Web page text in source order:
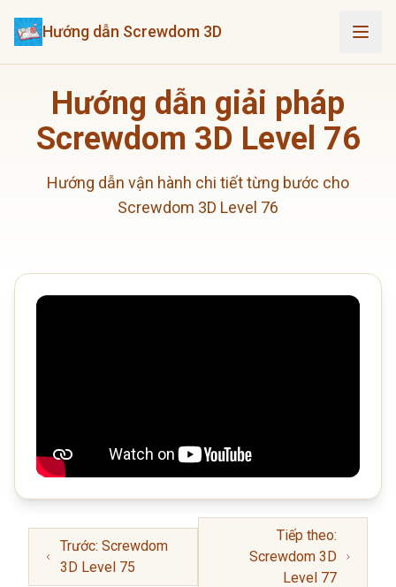
Hướng dẫn Screwdom 3D
Hướng dẫn giải pháp
Screwdom 3D Level 76
Hướng dẫn vận hành chi tiết từng bước cho
Screwdom 3D Level 76
Trước: Screwdom
3D Level 75
Tiếp theo:
Screwdom 3D
Level 77